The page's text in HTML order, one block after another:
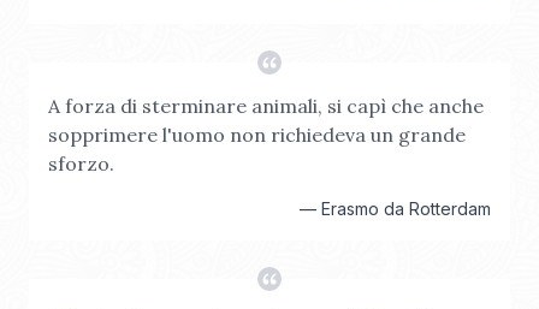
A forza di sterminare animali, si capì che anche
sopprimere l'uomo non richiedeva un grande
sforzo.
— Erasmo da Rotterdam